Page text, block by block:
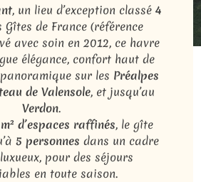
, un lieu d’exception classé 4
Gîtes de France (référence
avec soin en 2012, ce havre
élégance, confort haut de
sur les Préalpes
de Valensole, et jusqu’au
Verdon.
d’espaces raffinés, le gîte
5 personnes dans un cadre
pour des séjours
en toute saison.